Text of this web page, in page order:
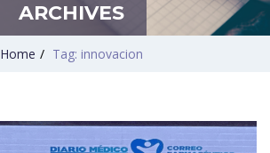
ARCHIVES
Home / Tag: innovacion